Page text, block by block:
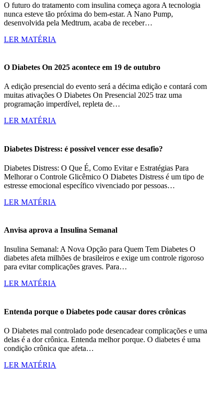
O futuro do tratamento com insulina começa agora A tecnologia
nunca esteve tão próxima do bem-estar. A Nano Pump,
desenvolvida pela Medtrum, acaba de receber…
LER MATÉRIA
O Diabetes On 2025 acontece em 19 de outubro
A edição presencial do evento será a décima edição e contará com
muitas ativações O Diabetes On Presencial 2025 traz uma
programação imperdível, repleta de…
LER MATÉRIA
Diabetes Distress: é possível vencer esse desafio?
Diabetes Distress: O Que É, Como Evitar e Estratégias Para
Melhorar o Controle Glicêmico O Diabetes Distress é um tipo de
estresse emocional específico vivenciado por pessoas…
LER MATÉRIA
Anvisa aprova a Insulina Semanal
Insulina Semanal: A Nova Opção para Quem Tem Diabetes O
diabetes afeta milhões de brasileiros e exige um controle rigoroso
para evitar complicações graves. Para…
LER MATÉRIA
Entenda porque o Diabetes pode causar dores crônicas
O Diabetes mal controlado pode desencadear complicações e uma
delas é a dor crônica. Entenda melhor porque. O diabetes é uma
condição crônica que afeta…
LER MATÉRIA